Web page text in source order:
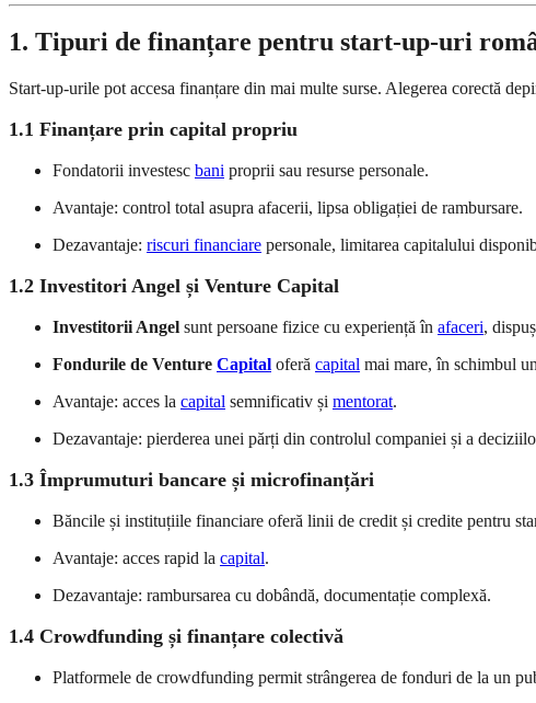
1. Tipuri de finanțare pentru start-up-uri
Start-up-urile pot accesa finanțare din mai multe surse. Alegerea corectă
1.1 Finanțare prin capital propriu
Fondatorii investesc bani proprii sau resurse personale.
Avantaje: control total asupra afacerii, lipsa obligației de rambursare.
Dezavantaje: riscuri financiare personale, limitarea capitalului
1.2 Investitori Angel și Venture Capital
Investitorii Angel sunt persoane fizice cu experiență în afaceri,
Fondurile de Venture Capital oferă capital mai mare, în schimbul
Avantaje: acces la capital semnificativ și mentorat.
Dezavantaje: pierderea unei părți din controlul companiei și a
1.3 Împrumuturi bancare și microfinanțări
Băncile și instituțiile financiare oferă linii de credit și credite pentru
Avantaje: acces rapid la capital.
Dezavantaje: rambursarea cu dobândă, documentație complexă.
1.4 Crowdfunding și finanțare colectivă
Platformele de crowdfunding permit strângerea de fonduri de la un